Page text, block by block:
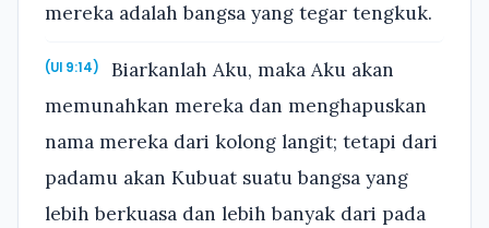
mereka adalah bangsa yang tegar tengkuk.
(Ul 9:14)
Biarkanlah Aku, maka Aku akan
memunahkan mereka dan menghapuskan
nama mereka dari kolong langit; tetapi dari
padamu akan Kubuat suatu bangsa yang
lebih berkuasa dan lebih banyak dari pada